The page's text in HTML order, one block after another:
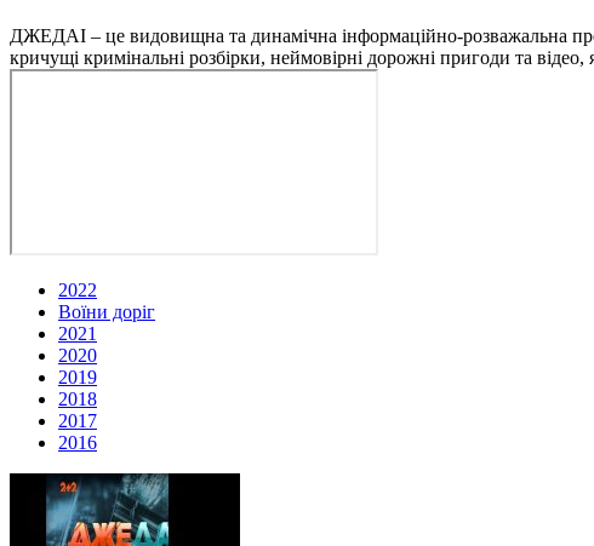
ДЖЕДАІ – це видовищна та динамічна інформаційно-розважальна
кричущі кримінальні розбірки, неймовірні дорожні пригоди та відео,
2022
Воїни доріг
2021
2020
2019
2018
2017
2016